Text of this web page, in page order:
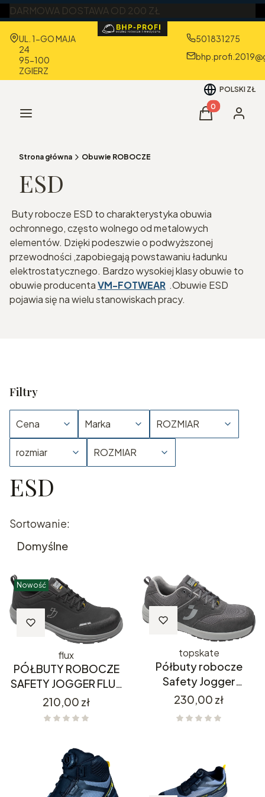
DARMOWA DOSTAWA OD 200 ZŁ
Adres:
UL. 1-GO MAJA
24
95-100
ZGIERZ
501831275
POLSKI ZŁ
Menu Produkty w
Koszyk
Strona główna Obuwie ROBOCZE
ESD
Buty robocze ESD to charakterystyka obuwia
ochronnego, często wolnego od metalowych
elementów. Dzięki podeszwie o podwyższonej
przewodności ,zapobiegają powstawaniu ładunku
elektrostatycznego. Bardzo wysokiej klasy obuwie to
obuwie producentaVM-FOTWEAR .Obuwie ESD
pojawia się na wielu stanowiskach pracy.
Filtry
Cena Marka ROZMIAR
rozmiar ROZMIAR
Koniec filtrów
ESD
Lista produktów
Sortowanie:
Domyślne
Nowość
flux
PÓŁBUTY ROBOCZE
SAFETY JOGGER FLUX
S3S LOW
Cena
210,00 zł
topskate
Półbuty robocze
Safety Jogger
TOPSKATE S3S LOW
Cena
230,00 zł